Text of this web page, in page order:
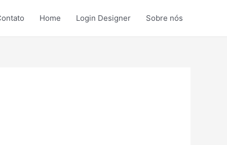
Home Login Designer Sobre nós